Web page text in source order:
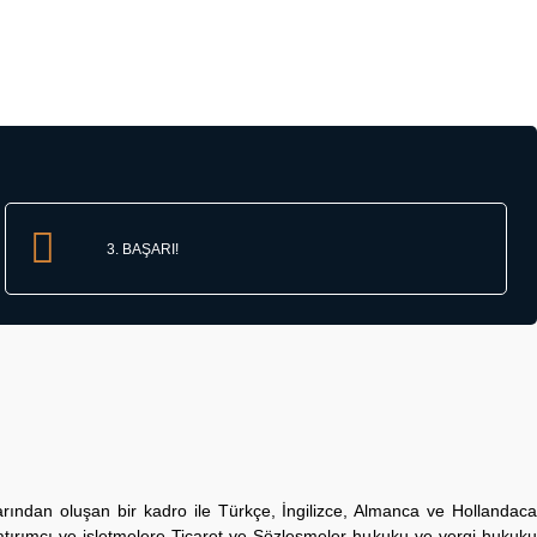
3. BAŞARI!
oluşan bir kadro ile Türkçe, İngilizce, Almanca ve Hollandaca